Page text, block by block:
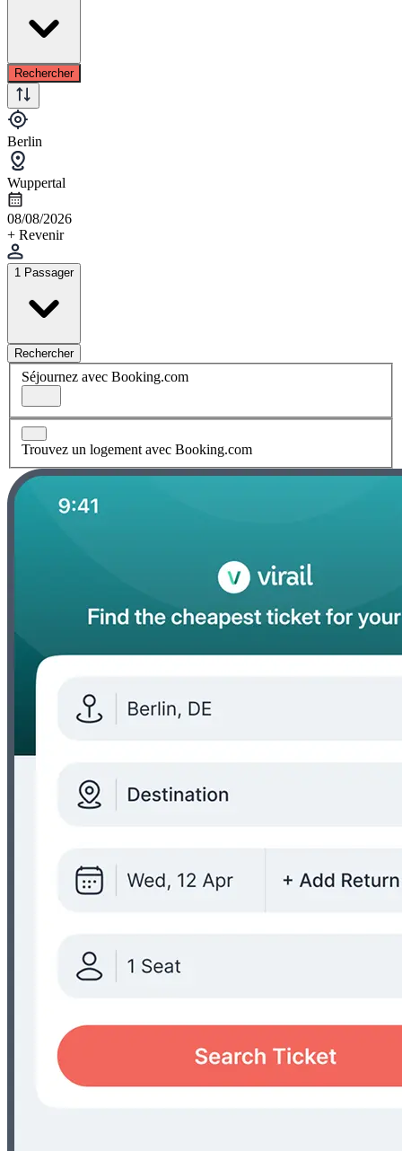
Rechercher
Berlin
Wuppertal
08/08/2026
+ Revenir
1 Passager
Rechercher
Séjournez avec Booking.com
Trouvez un logement avec Booking.com